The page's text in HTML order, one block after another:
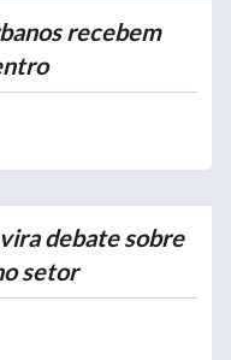
recebem
debate sobre
setor